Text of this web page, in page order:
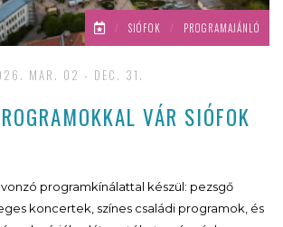
/ SIÓFOK / PROGRAMAJÁNLÓ
MAR. 02 - DEC. 31.
VÁR SIÓFOK
programkínálattal készül: pezsgő
koncertek, színes családi programok, és